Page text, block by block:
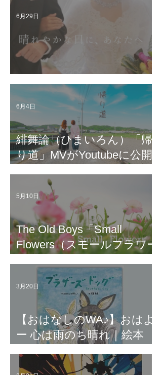
6月29日
緋舞論（ひまいろん）「帰
り道」MVがYoutubeに公開
6月4日
The Old Boys「Small
Flowers（スモールフラワー
に」がYoutubeに公開され
ました。
5月10日
【おはなしのWA♪】おはよ
ー 心は雨のち晴れ｜絵本
うまれた歌｜元 劇団四季 合
3月20日